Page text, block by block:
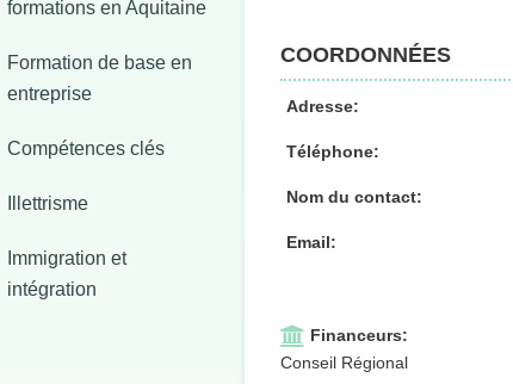
formations en Aquitaine
Formation de base en
entreprise
Compétences clés
Illettrisme
Immigration et
intégration
COORDONNÉES
Adresse:
Téléphone:
Nom du contact:
Email:
Financeurs:
Conseil Régional